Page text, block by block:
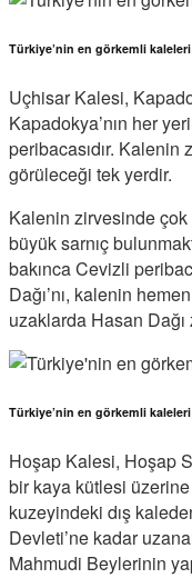
Türkiye’nin en görkemli
Uçhisar Kalesi,
Kapadokya’nın her
peribacasıdır. Kalenin
görüleceği tek yerdir.
Kalenin zirvesinde çok
büyük sarnıç
bakınca Cevizli
Dağı’nı, kalenin
uzaklarda Hasan
Türkiye’nin en görkemli
Hoşap Kalesi, Hoşap
bir kaya kütlesi
kuzeyindeki dış
Devleti’ne kadar
Mahmudi Beylerinin